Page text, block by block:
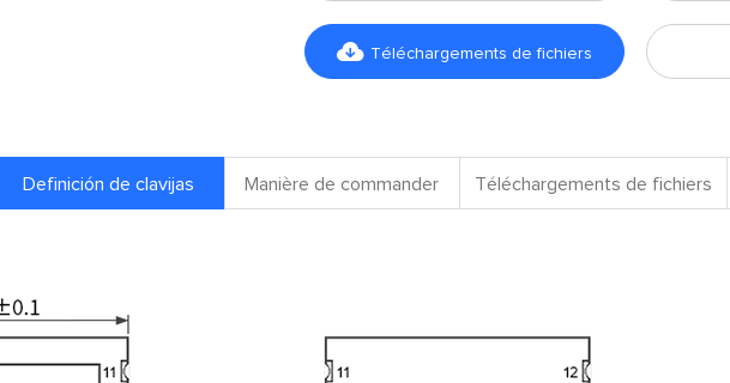
 Téléchargements de fichiers
Definición de clavijas Manière de commander Téléchargements de fichiers